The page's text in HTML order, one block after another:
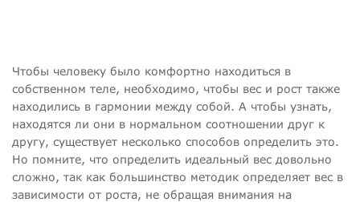
Чтобы человеку было комфортно находиться в
собственном теле, необходимо, чтобы вес и рост также
находились в гармонии между собой. А чтобы узнать,
находятся ли они в нормальном соотношении друг к
другу, существует несколько способов определить это.
Но помните, что определить идеальный вес довольно
сложно, так как большинство методик определяет вес в
зависимости от роста, не обращая внимания на